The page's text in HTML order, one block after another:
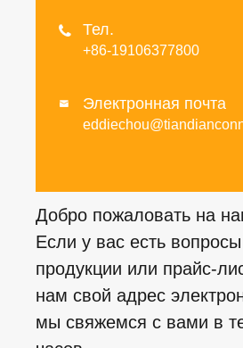
 Тел.
+86-19106377800
 Электронная почта
Добро пожаловать на
Если у вас есть
продукции или прайс-
нам свой адрес
мы свяжемся с вами в